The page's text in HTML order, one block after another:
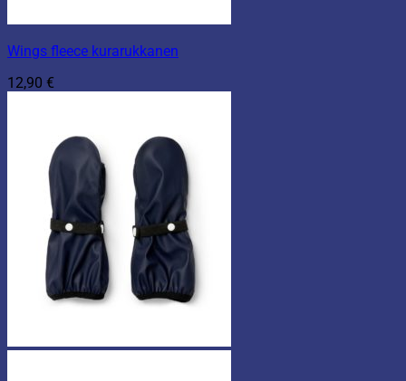
Wings fleece kurarukkanen
12,90 €